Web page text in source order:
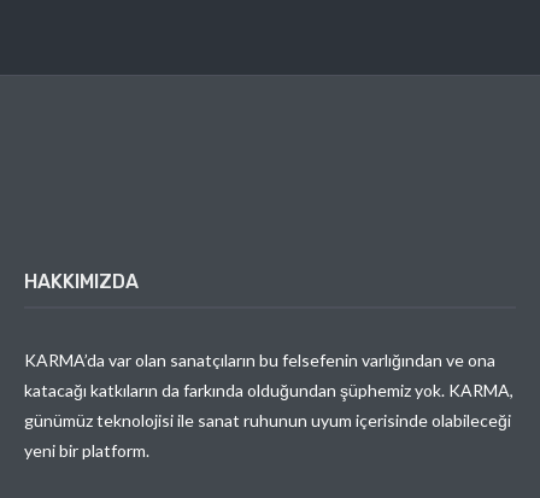
HAKKIMIZDA
KARMA’da var olan sanatçıların bu felsefenin varlığından ve ona
katacağı katkıların da farkında olduğundan şüphemiz yok. KARMA,
günümüz teknolojisi ile sanat ruhunun uyum içerisinde olabileceği
yeni bir platform.